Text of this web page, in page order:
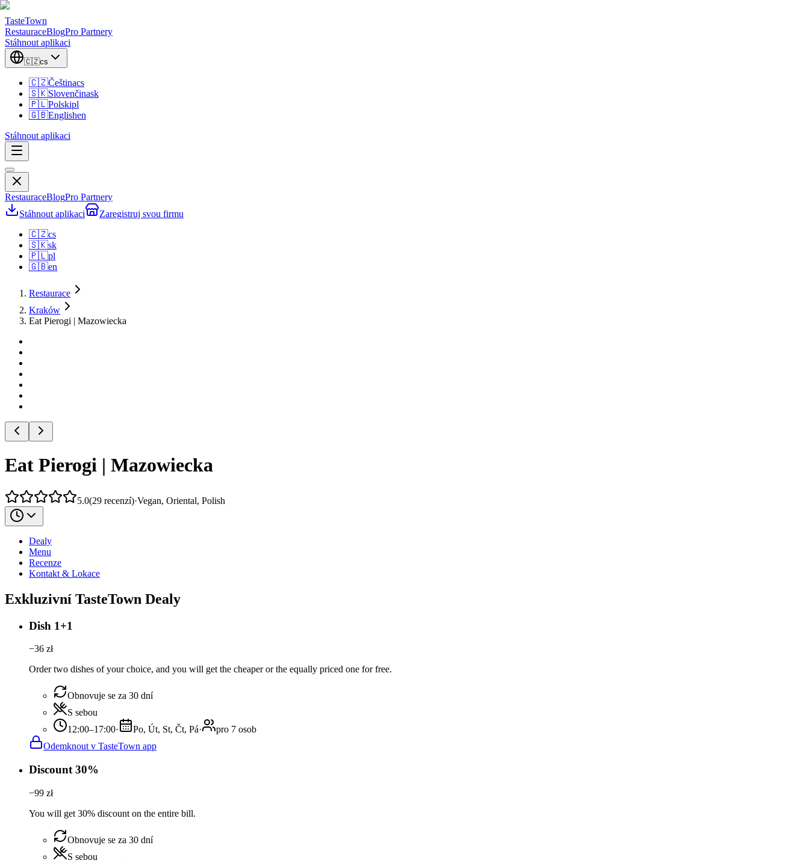
TasteTown
RestauraceBlogPro Partnery
Stáhnout aplikaci
🇨🇿cs
🇨🇿Češtinacs
🇸🇰Slovenčinask
🇵🇱Polskipl
🇬🇧Englishen
Stáhnout aplikaci
RestauraceBlogPro Partnery
Stáhnout aplikaci
Zaregistruj svou firmu
🇨🇿cs
🇸🇰sk
🇵🇱pl
🇬🇧en
Restaurace
Kraków
Eat Pierogi | Mazowiecka
Eat Pierogi | Mazowiecka
5.0(29 recenzí)·Vegan, Oriental, Polish
Dealy
Menu
Recenze
Kontakt & Lokace
Exkluzivní TasteTown Dealy
Dish 1+1
−36 zł
Order two dishes of your choice, and you will get the cheaper or the equally priced one for free.
Obnovuje se za 30 dní
S sebou
12:00–17:00· Po, Út, St, Čt, Pá·
pro 7 osob
Odemknout v TasteTown app
Discount 30%
−99 zł
You will get 30% discount on the entire bill.
Obnovuje se za 30 dní
S sebou